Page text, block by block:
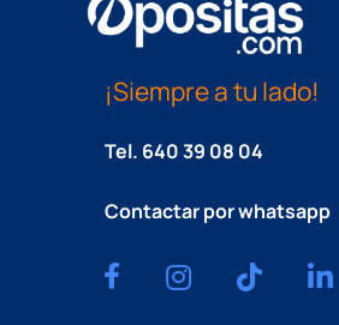
¡Siempre a tu lado!
Tel. 640 39 08 04
Contactar por whatsapp